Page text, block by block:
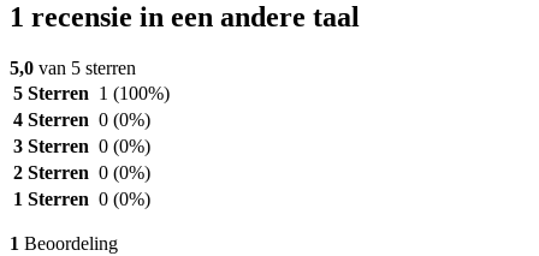
1 recensie in een andere taal
5,0 van 5 sterren
5 Sterren 1 (100%)
4 Sterren 0 (0%)
3 Sterren 0 (0%)
2 Sterren 0 (0%)
1 Sterren 0 (0%)
1 Beoordeling